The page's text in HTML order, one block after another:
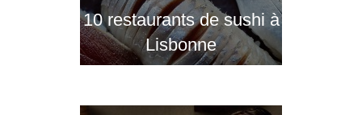
10 restaurants de sushi à
Lisbonne